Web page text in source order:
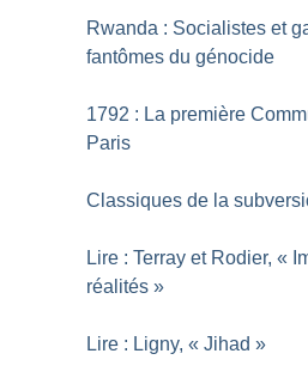
Rwanda : Socialistes et
fantômes du génocide
1792 : La première
Paris
Classiques de la
Lire : Terray et Rodier, «
réalités »
Lire : Ligny, « Jihad »